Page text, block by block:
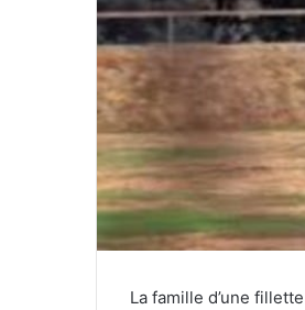
La famille d’une